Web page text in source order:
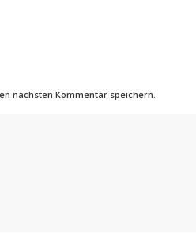
nächsten Kommentar speichern.